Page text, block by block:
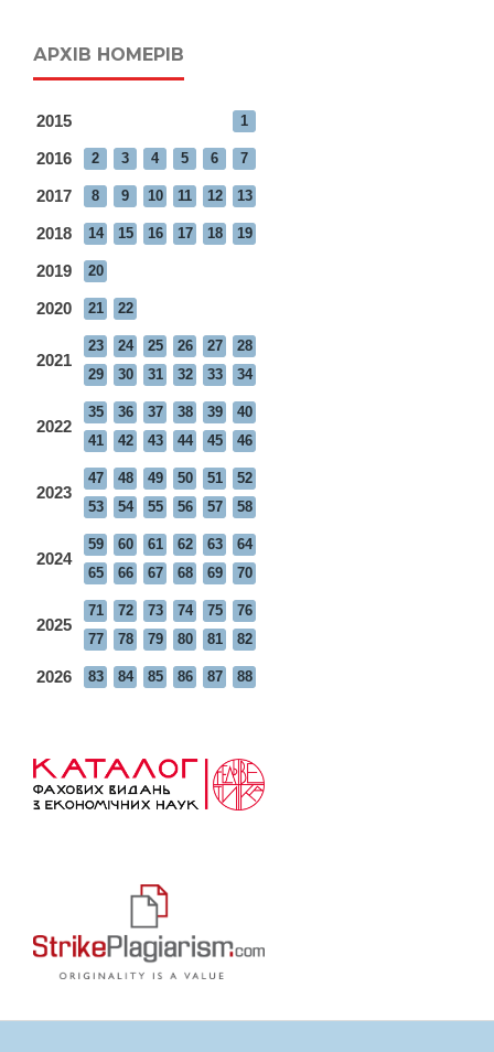
АРХІВ НОМЕРІВ
2015 1
2016 2 3 4 5 6 7
2017 8 9 10 11 12 13
2018 14 15 16 17 18 19
2019 20
2020 21 22
2021
23 24 25 26 27
28
29
30 31 32 33 34
2022
35 36 37 38 39
40
41
42 43 44 45 46
2023
47 48 49 50 51
52
53
54 55 56 57 58
2024
59 60 61 62 63
64
65
66 67 68 69 70
2025
71 72 73 74 75
76
77
78 79 80 81 82
2026 83 84 85 86 87 88